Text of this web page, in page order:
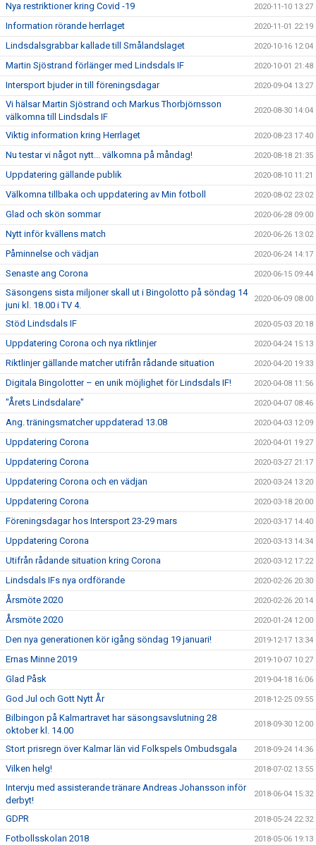
Nya restriktioner kring Covid -19 2020-11-10 13:27
Information rörande herrlaget 2020-11-01 22:19
Lindsdalsgrabbar kallade till Smålandslaget 2020-10-16 12:04
Martin Sjöstrand förlänger med Lindsdals IF 2020-10-01 21:48
Intersport bjuder in till föreningsdagar 2020-09-04 13:27
Vi hälsar Martin Sjöstrand och Markus Thorbjörnsson
välkomna till Lindsdals IF
2020-08-30 14:04
Viktig information kring Herrlaget 2020-08-23 17:40
Nu testar vi något nytt... välkomna på måndag! 2020-08-18 21:35
Uppdatering gällande publik 2020-08-10 11:21
Välkomna tillbaka och uppdatering av Min fotboll 2020-08-02 23:02
Glad och skön sommar 2020-06-28 09:00
Nytt inför kvällens match 2020-06-26 13:02
Påminnelse och vädjan 2020-06-24 14:17
Senaste ang Corona 2020-06-15 09:44
Säsongens sista miljoner skall ut i Bingolotto på söndag 14
juni kl. 18.00 i TV 4.
2020-06-09 08:00
Stöd Lindsdals IF 2020-05-03 20:18
Uppdatering Corona och nya riktlinjer 2020-04-24 15:13
Riktlinjer gällande matcher utifrån rådande situation 2020-04-20 19:33
Digitala Bingolotter – en unik möjlighet för Lindsdals IF! 2020-04-08 11:56
"Årets Lindsdalare" 2020-04-07 08:46
Ang. träningsmatcher uppdaterad 13.08 2020-04-03 12:09
Uppdatering Corona 2020-04-01 19:27
Uppdatering Corona 2020-03-27 21:17
Uppdatering Corona och en vädjan 2020-03-24 13:20
Uppdatering Corona 2020-03-18 20:00
Föreningsdagar hos Intersport 23-29 mars 2020-03-17 14:40
Uppdatering Corona 2020-03-13 14:34
Utifrån rådande situation kring Corona 2020-03-12 17:22
Lindsdals IFs nya ordförande 2020-02-26 20:30
Årsmöte 2020 2020-02-26 20:14
Årsmöte 2020 2020-01-24 12:00
Den nya generationen kör igång söndag 19 januari! 2019-12-17 13:34
Ernas Minne 2019 2019-10-07 10:27
Glad Påsk 2019-04-18 16:06
God Jul och Gott Nytt År 2018-12-25 09:55
Bilbingon på Kalmartravet har säsongsavslutning 28
oktober kl. 14.00
2018-09-30 12:00
Stort prisregn över Kalmar län vid Folkspels Ombudsgala 2018-09-24 14:36
Vilken helg! 2018-07-02 13:55
Intervju med assisterande tränare Andreas Johansson inför
derbyt!
2018-06-04 15:32
GDPR 2018-05-24 22:32
Fotbollsskolan 2018 2018-05-06 19:13